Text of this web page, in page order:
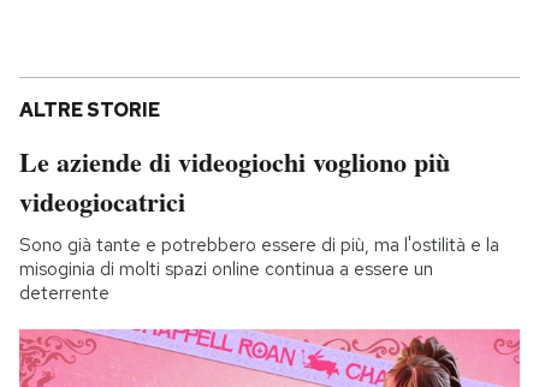
ALTRE STORIE
Le aziende di videogiochi vogliono più
videogiocatrici
Sono già tante e potrebbero essere di più, ma l'ostilità e la
misoginia di molti spazi online continua a essere un
deterrente